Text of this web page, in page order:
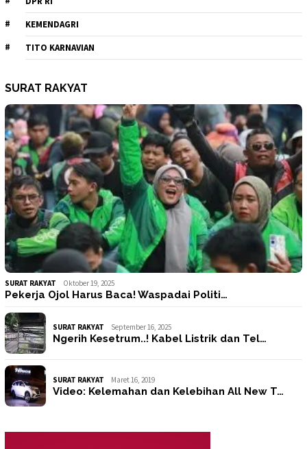
KEMENDAGRI
TITO KARNAVIAN
SURAT RAKYAT
SURAT RAKYAT Oktober 19, 2025
Pekerja Ojol Harus Baca! Waspadai Politi…
SURAT RAKYAT September 16, 2025
Ngerih Kesetrum..! Kabel Listrik dan Tel…
SURAT RAKYAT Maret 16, 2019
Video: Kelemahan dan Kelebihan All New T…